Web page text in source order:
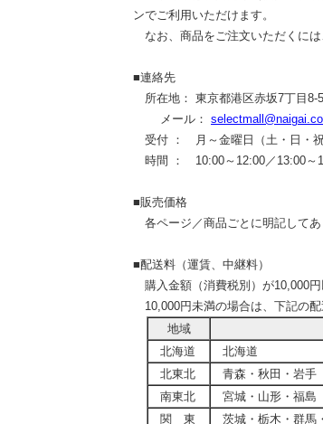
ンでご利用いただけます。
なお、商品をご注文いただくには
■連絡先
所在地： 東京都港区赤坂7丁目8-5
メール：
受付 ： 月～金曜日（土・日・祝
時間 ： 10:00～12:00／13:00～
■販売価格
各ページ／商品ごとに明記してあ
■配送料（運賃、中継料）
購入金額（消費税別）が10,000円
10,000円未満の場合は、下記の配
地域
北海道
北海道
北東北
青森・秋田・岩手
南東北
宮城・山形・福島
関 東
茨城・栃木・群馬